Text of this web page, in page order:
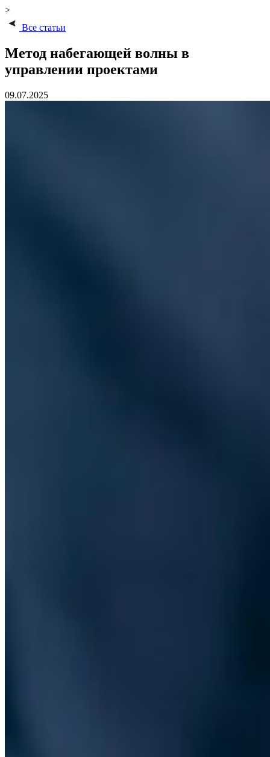
>
Все статьи
Метод набегающей волны в
управлении проектами
09.07.2025